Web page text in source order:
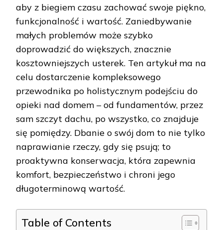
aby z biegiem czasu zachować swoje piękno,
funkcjonalność i wartość. Zaniedbywanie
małych problemów może szybko
doprowadzić do większych, znacznie
kosztowniejszych usterek. Ten artykuł ma na
celu dostarczenie kompleksowego
przewodnika po holistycznym podejściu do
opieki nad domem – od fundamentów, przez
sam szczyt dachu, po wszystko, co znajduje
się pomiędzy. Dbanie o swój dom to nie tylko
naprawianie rzeczy, gdy się psują; to
proaktywna konserwacja, która zapewnia
komfort, bezpieczeństwo i chroni jego
długoterminową wartość.
Table of Contents